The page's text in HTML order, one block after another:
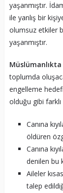
yaşanmıştır.
ile yanlış bir
olumsuz etkiler
yaşanmıştır.
Müslümanlıkta
toplumda
engelleme
olduğu gibi
Canına
öldüren
Canına
denilen bu
Aileler
talep